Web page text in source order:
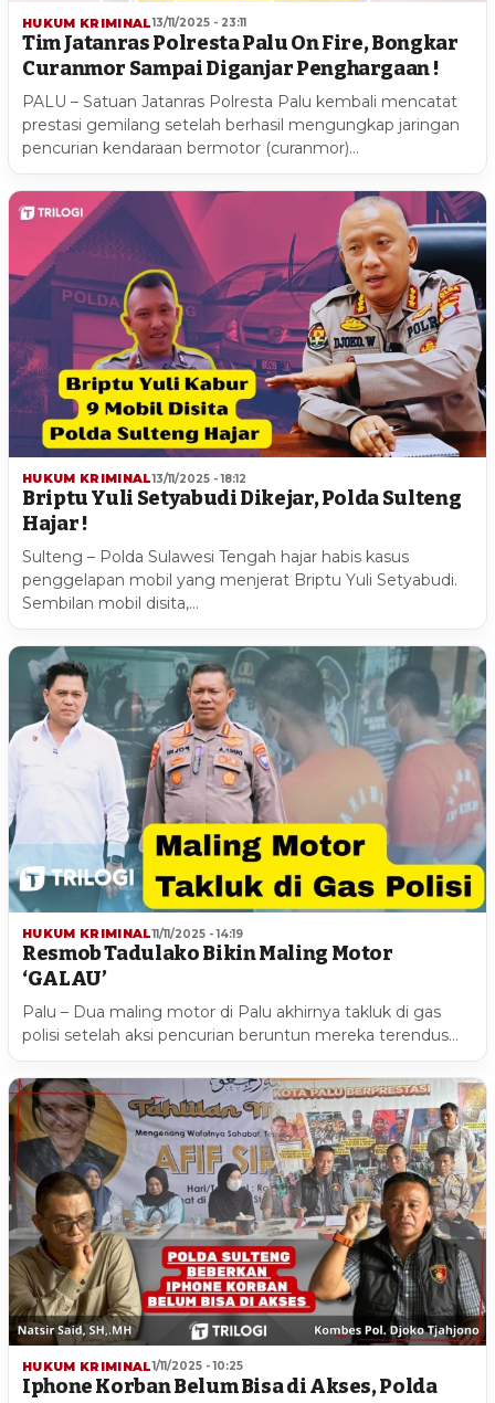
HUKUM KRIMINAL13/11/2025 - 23:11
Tim Jatanras Polresta Palu On Fire, Bongkar
Curanmor Sampai Diganjar Penghargaan !
PALU – Satuan Jatanras Polresta Palu kembali mencatat
prestasi gemilang setelah berhasil mengungkap jaringan
pencurian kendaraan bermotor (curanmor)…
HUKUM KRIMINAL13/11/2025 - 18:12
Briptu Yuli Setyabudi Dikejar, Polda Sulteng
Hajar !
Sulteng – Polda Sulawesi Tengah hajar habis kasus
penggelapan mobil yang menjerat Briptu Yuli Setyabudi.
Sembilan mobil disita,…
HUKUM KRIMINAL11/11/2025 - 14:19
Resmob Tadulako Bikin Maling Motor
‘GALAU’
Palu – Dua maling motor di Palu akhirnya takluk di gas
polisi setelah aksi pencurian beruntun mereka terendus…
HUKUM KRIMINAL1/11/2025 - 10:25
Iphone Korban Belum Bisa di Akses, Polda